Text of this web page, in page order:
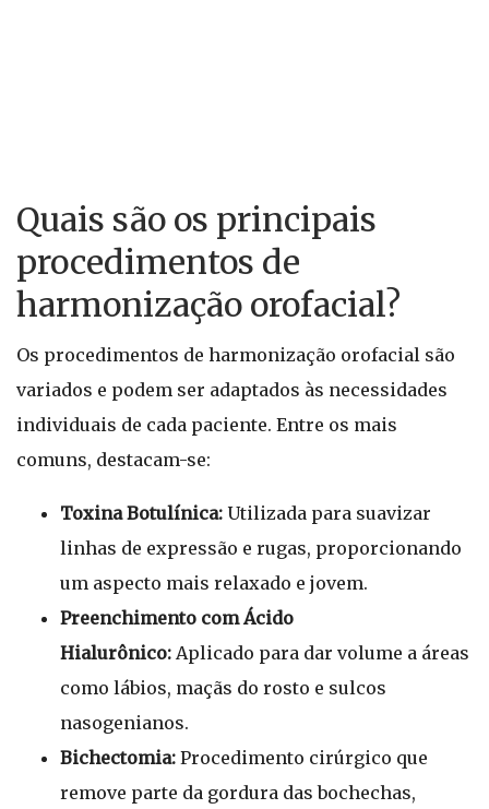
Quais são os principais
procedimentos de
harmonização orofacial?
Os procedimentos de harmonização orofacial são
variados e podem ser adaptados às necessidades
individuais de cada paciente. Entre os mais
comuns, destacam-se:
Toxina Botulínica: Utilizada para suavizar
linhas de expressão e rugas, proporcionando
um aspecto mais relaxado e jovem.
Preenchimento com Ácido
Hialurônico: Aplicado para dar volume a áreas
como lábios, maçãs do rosto e sulcos
nasogenianos.
Bichectomia: Procedimento cirúrgico que
remove parte da gordura das bochechas,